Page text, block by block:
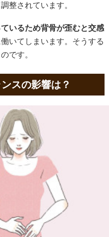
整されています。
いるため背骨が歪むと交感
働いてしまいます。そうする
です。
スの影響は？